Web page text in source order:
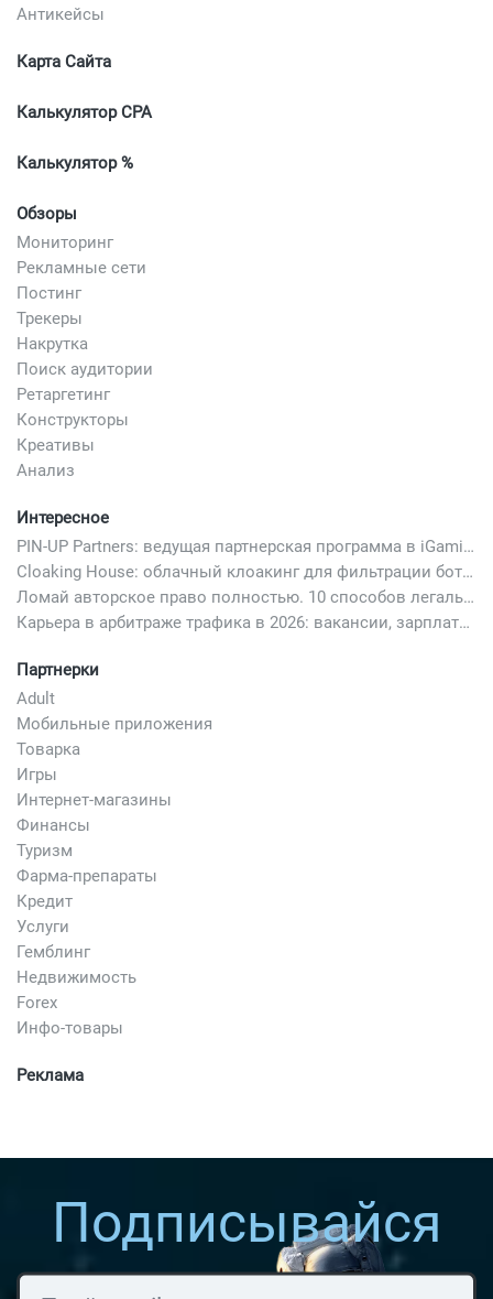
Антикейсы
Карта Сайта
Калькулятор CPA
Калькулятор %
Обзоры
Мониторинг
Рекламные сети
Постинг
Трекеры
Накрутка
Поиск аудитории
Ретаргетинг
Конструкторы
Креативы
Анализ
Интересное
PIN-UP Partners: ведущая партнерская программа в iGaming
Cloaking House: облачный клоакинг для фильтрации ботов FB и Google Ads — гайд PHP-интеграции 2026
Ломай авторское право полностью. 10 способов легально добавить любимый трек в свой креатив
Карьера в арбитраже трафика в 2026: вакансии, зарплаты и как начать
Партнерки
Adult
Мобильные приложения
Товарка
Игры
Интернет-магазины
Финансы
Туризм
Фарма-препараты
Кредит
Услуги
Гемблинг
Недвижимость
Forex
Инфо-товары
Реклама
Подписывайся